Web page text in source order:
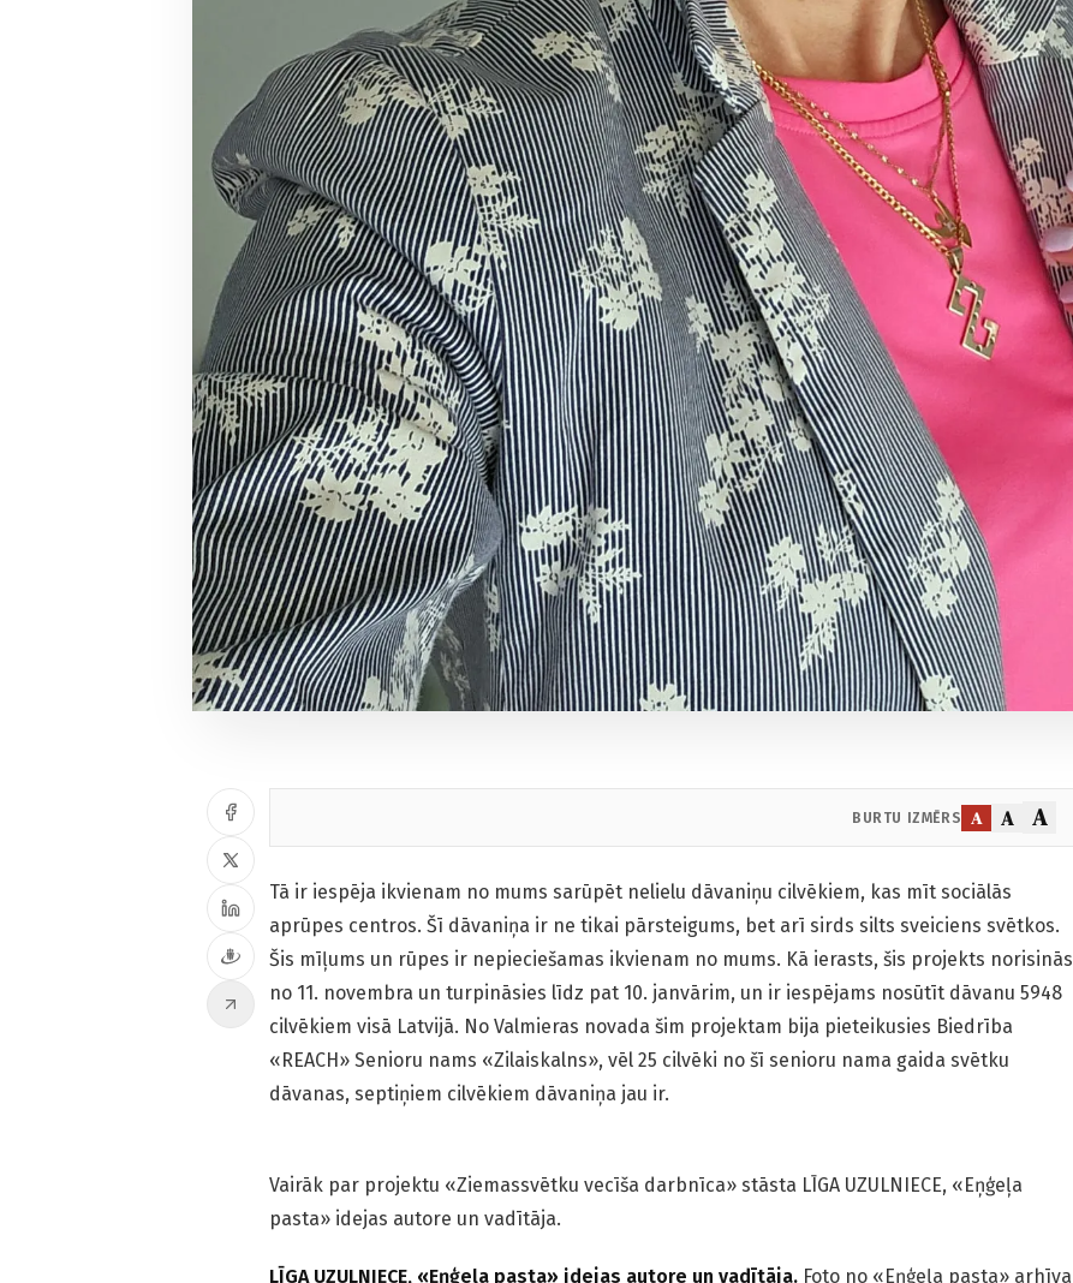
BURTU IZMĒRS A A A
Tā ir iespēja ikvienam no mums sarūpēt nelielu dāvaniņu cilvēkiem, kas mīt sociālās
aprūpes centros. Šī dāvaniņa ir ne tikai pārsteigums, bet arī sirds silts sveiciens svētkos.
Šis mīļums un rūpes ir nepieciešamas ikvienam no mums. Kā ierasts, šis projekts norisinās
no 11. novembra un turpināsies līdz pat 10. janvārim, un ir iespējams nosūtīt dāvanu 5948
cilvēkiem visā Latvijā. No Valmieras novada šim projektam bija pieteikusies Biedrība
«REACH» Senioru nams «Zilaiskalns», vēl 25 cilvēki no šī senioru nama gaida svētku
dāvanas, septiņiem cilvēkiem dāvaniņa jau ir.
Vairāk par projektu «Ziemassvētku vecīša darbnīca» stāsta LĪGA UZULNIECE, «Eņģeļa
pasta» idejas autore un vadītāja.
LĪGA UZULNIECE, «Eņģeļa pasta» idejas autore un vadītāja. Foto no «Eņģeļa pasta» arhīva